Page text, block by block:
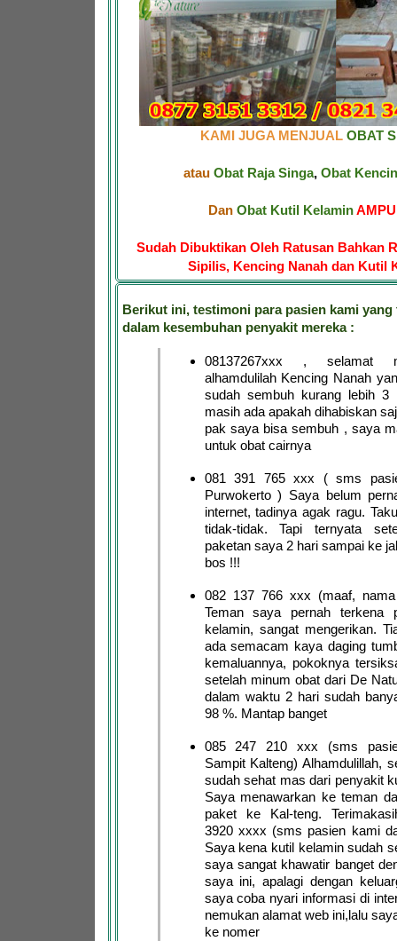
KAMI JUGA MENJUAL OBAT
atau Obat Raja Singa, Obat
Dan Obat Kutil Kelamin
Sudah Dibuktikan Oleh Ratusan Bahkan
Sipilis, Kencing Nanah dan Kutil
Berikut ini, testimoni para pasien kami yang
dalam kesembuhan penyakit mereka :
08137267xxx , selamat
alhamdulilah Kencing Nanah
sudah sembuh kurang lebih 3
masih ada apakah dihabiskan
pak saya bisa sembuh , saya
untuk obat cairnya
081 391 765 xxx ( sms
Purwokerto ) Saya belum
internet, tadinya agak ragu.
tidak-tidak. Tapi ternyata
paketan saya 2 hari sampai ke
bos !!!
082 137 766 xxx (maaf, nama
Teman saya pernah terkena
kelamin, sangat mengerikan.
ada semacam kaya daging
kemaluannya, pokoknya
setelah minum obat dari De
dalam waktu 2 hari sudah
98 %. Mantap banget
085 247 210 xxx (sms
Sampit Kalteng) Alhamdulillah,
sudah sehat mas dari penyakit
Saya menawarkan ke teman
paket ke Kal-teng.
3920 xxxx (sms pasien kami
Saya kena kutil kelamin sudah
saya sangat khawatir banget
saya ini, apalagi dengan
saya coba nyari informasi di
nemukan alamat web ini,lalu
ke nomer